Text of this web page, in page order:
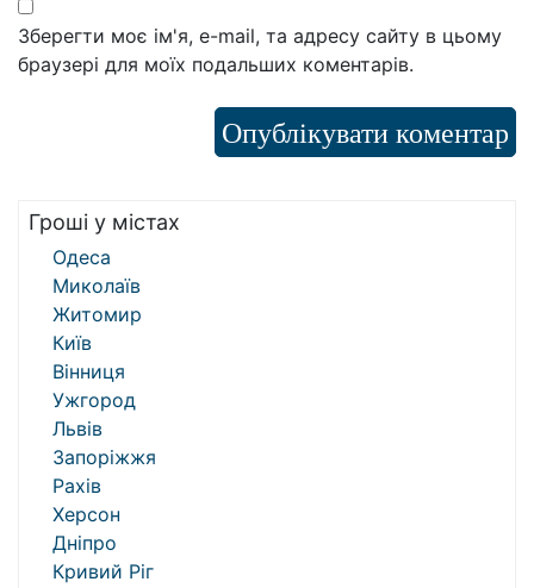
Зберегти моє ім'я, e-mail, та адресу сайту в цьому
браузері для моїх подальших коментарів.
Гроші у містах
Одеса
Миколаїв
Житомир
Київ
Вінниця
Ужгород
Львів
Запоріжжя
Рахів
Херсон
Дніпро
Кривий Ріг